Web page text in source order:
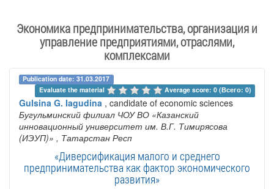
Экономика предпринимательства, организация и
управление предприятиями, отраслями,
комплексами
Publication date: 31.03.2017
Evaluate the material
Average score: 0 (Всего: 0)
Gulsina G. Iagudina , candidate of economic sciences
Бугульминский филиал ЧОУ ВО «Казанский
инновационный университет им. В.Г. Тимирясова
(ИЭУП)» , Татарстан Респ
«Диверсификация малого и среднего
предпринимательства как фактор экономического
развития»